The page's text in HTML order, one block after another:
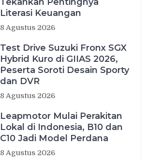
Literasi Keuangan
8 Agustus 2026
Test Drive Suzuki Fronx SGX
Hybrid Kuro di GIIAS 2026,
Peserta Soroti Desain Sporty
dan DVR
8 Agustus 2026
Leapmotor Mulai Perakitan
Lokal di Indonesia, B10 dan
C10 Jadi Model Perdana
8 Agustus 2026